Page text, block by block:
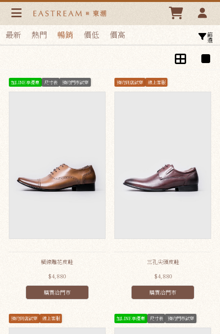
皮鞋/帽款 | 東潮時裝西服EASTREAM
最新 熱門 暢銷 價低 價高 篩選
加LINE享優惠 尺寸表 預約門市試穿
橫線雕花皮鞋
$4,880
購買洽門市
預約到店試穿 線上客服
三孔尖頭皮鞋
$4,880
購買洽門市
預約到店試穿 線上客服 加LINE享優惠 尺寸表 預約門市試穿